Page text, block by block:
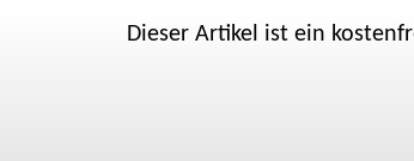
Dieser Artikel ist ein